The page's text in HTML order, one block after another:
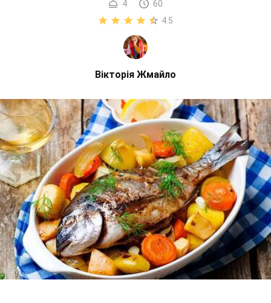
4
60
4.5
Вікторія Жмайло